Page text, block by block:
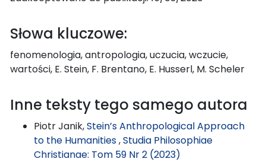
Słowa kluczowe:
fenomenologia, antropologia, uczucia, wczucie,
wartości, E. Stein, F. Brentano, E. Husserl, M. Scheler
Inne teksty tego samego autora
Piotr Janik,Stein’s Anthropological Approach
to the Humanities,Studia Philosophiae
Christianae: Tom 59 Nr 2 (2023)